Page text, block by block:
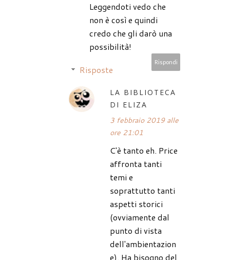
Leggendoti vedo che
non è così e quindi
credo che gli darò una
possibilità!
Rispondi
Risposte
LA BIBLIOTECA
DI ELIZA
3 febbraio 2019 alle
ore 21:01
C'è tanto eh. Price
affronta tanti
temi e
soprattutto tanti
aspetti storici
(ovviamente dal
punto di vista
dell'ambientazion
e). Ha bisogno del